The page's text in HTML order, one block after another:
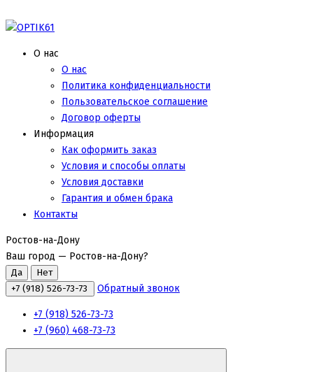
О нас
О нас
Политика конфиденциальности
Пользовательское соглашение
Договор оферты
Информация
Как оформить заказ
Условия и способы оплаты
Условия доставки
Гарантия и обмен брака
Контакты
Ростов-на-Дону
Ваш город — Ростов-на-Дону?
+7 (918) 526-73-73 Обратный звонок
+7 (918) 526-73-73
+7 (960) 468-73-73